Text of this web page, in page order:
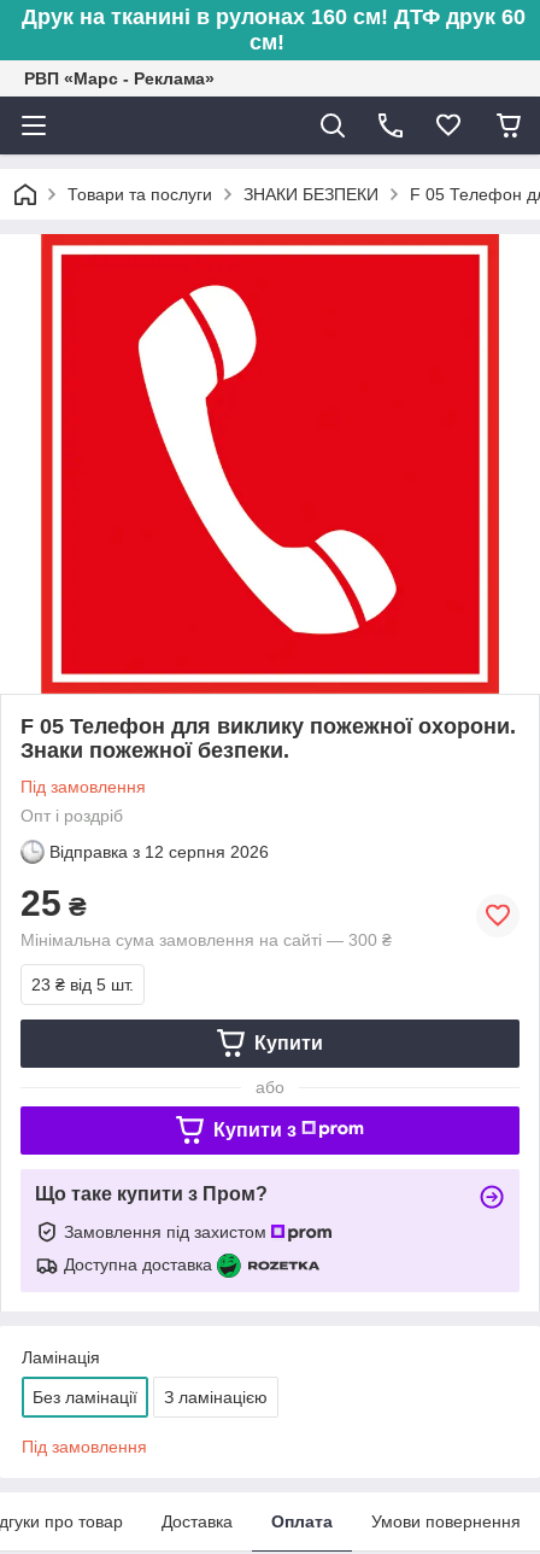
Друк на тканині в рулонах 160 см! ДТФ друк 60
см!
РВП «Марс - Реклама»
Товари та послуги ЗНАКИ БЕЗПЕКИ F 05 Телефон
F 05 Телефон для виклику пожежної охорони.
Знаки пожежної безпеки.
Під замовлення
Опт і роздріб
Відправка з 12 серпня 2026
25 ₴
Мінімальна сума замовлення на сайті — 300 ₴
23 ₴ від 5 шт.
Купити
або
Купити з
Що таке купити з Пром?
Замовлення під захистом
Доступна доставка
Ламінація
Без ламінації З ламінацією
Під замовлення
про товар Доставка Оплата Умови повернення